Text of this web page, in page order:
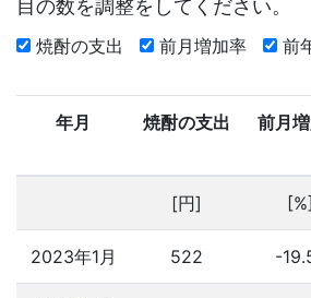
目の数を調整をしてください。
焼酎の支出 前月増加率 前
年月 焼酎の支出 前月
[円] [%]
2023年1月 522 -